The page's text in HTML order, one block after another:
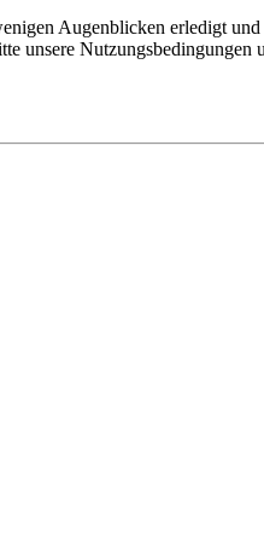
Augenblicken erledigt
unsere